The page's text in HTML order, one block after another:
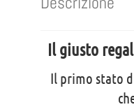
Il giusto
Il primo stato